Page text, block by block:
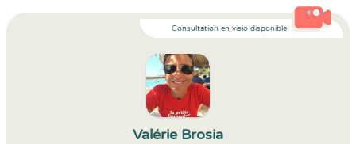
Consultation en visio disponible
Valérie Brosia